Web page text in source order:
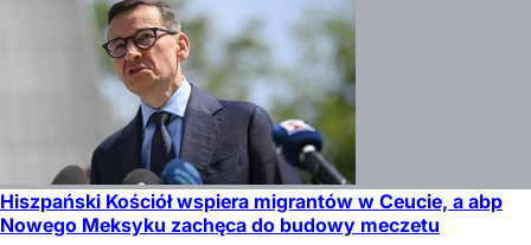
Hiszpański Kościół wspiera migrantów w Ceucie, a abp
Nowego Meksyku zachęca do budowy meczetu